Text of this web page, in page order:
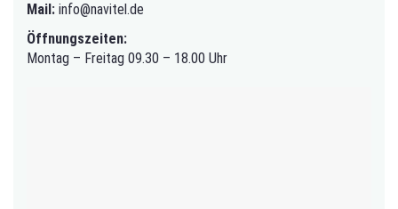
Mail: info@navitel.de
Öffnungszeiten:
Montag – Freitag 09.30 – 18.00 Uhr